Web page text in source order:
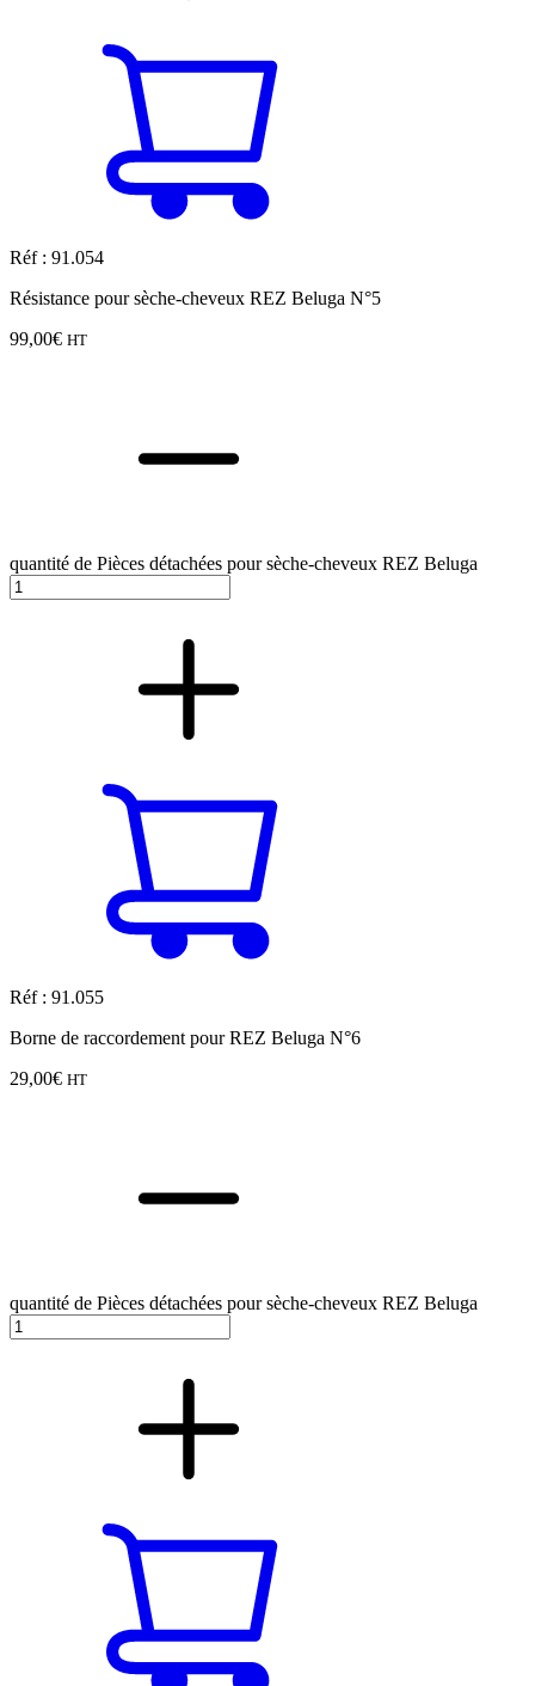
Réf : 91.054
Résistance pour sèche-cheveux REZ Beluga N°5
99,00€ HT
quantité de Pièces détachées pour sèche-cheveux REZ Beluga
Réf : 91.055
Borne de raccordement pour REZ Beluga N°6
29,00€ HT
quantité de Pièces détachées pour sèche-cheveux REZ Beluga